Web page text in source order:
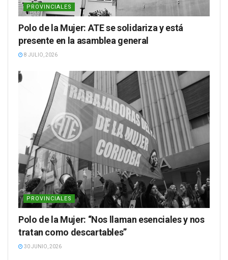
PROVINCIALES
Polo de la Mujer: ATE se solidariza y está
presente en la asamblea general
8 JULIO, 2026
PROVINCIALES
Polo de la Mujer: “Nos llaman esenciales y nos
tratan como descartables”
30 JUNIO, 2026